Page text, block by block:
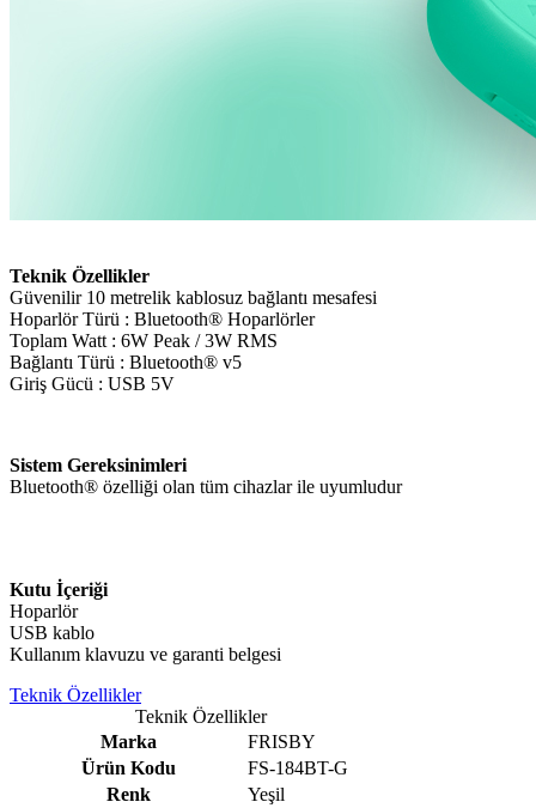
Teknik Özellikler
Güvenilir 10 metrelik kablosuz bağlantı mesafesi
Hoparlör Türü : Bluetooth® Hoparlörler
Toplam Watt : 6W Peak / 3W RMS
Bağlantı Türü : Bluetooth® v5
Giriş Gücü : USB 5V
Sistem Gereksinimleri
Bluetooth® özelliği olan tüm cihazlar ile uyumludur
Kutu İçeriği
Hoparlör
USB kablo
Kullanım klavuzu ve garanti belgesi
Teknik Özellikler
Teknik Özellikler
Marka
FRISBY
Ürün Kodu
FS-184BT-G
Renk
Yeşil